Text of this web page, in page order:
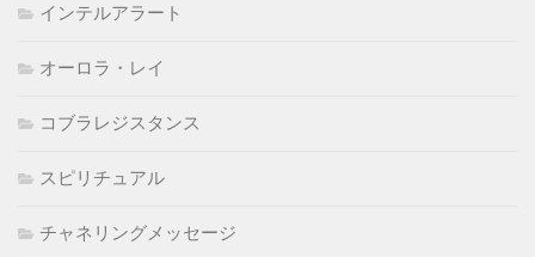
インテルアラート
オーロラ・レイ
コブラレジスタンス
スピリチュアル
チャネリングメッセージ